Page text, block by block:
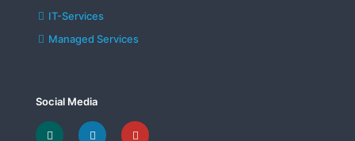
IT-Services
Managed Services
Social Media